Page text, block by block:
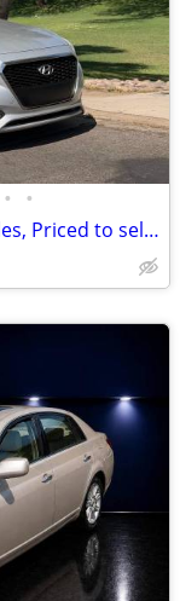
• •
2016 Hyundai Sonata Hybrid, 125k miles, Priced to sell, Flawless.